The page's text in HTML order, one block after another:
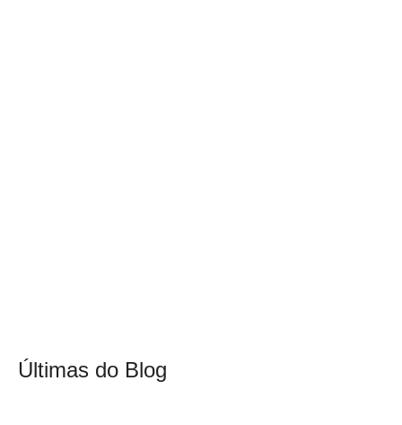
Últimas do Blog